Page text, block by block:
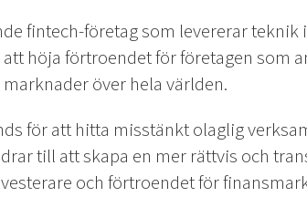
fintech-företag som levererar
höja förtroendet för företagen som
över hela världen.
för att hitta misstänkt olaglig
till att skapa en mer rättvis och
och förtroendet för